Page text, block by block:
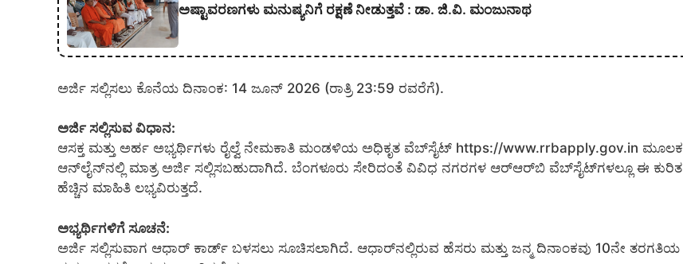
ಅಷ್ಟಾವರಣಗಳು ಮನುಷ್ಯನಿಗೆ ರಕ್ಷಣೆ ನೀಡುತ್ತವೆ : ಡಾ. ಜಿ.ವಿ. ಮಂಜುನಾಥ
ಅರ್ಜಿ ಸಲ್ಲಿಸಲು ಕೊನೆಯ ದಿನಾಂಕ: 14 ಜೂನ್ 2026 (ರಾತ್ರಿ 23:59 ರವರೆಗೆ).
ಅರ್ಜಿ ಸಲ್ಲಿಸುವ ವಿಧಾನ:
ಆಸಕ್ತ ಮತ್ತು ಅರ್ಹ ಅಭ್ಯರ್ಥಿಗಳು ರೈಲ್ವೆ ನೇಮಕಾತಿ ಮಂಡಳಿಯ ಅಧಿಕೃತ ವೆಬ್‌ಸೈಟ್ https://www.rrbapply.gov.in ಮೂಲಕ
ಆನ್‌ಲೈನ್‌ನಲ್ಲಿ ಮಾತ್ರ ಅರ್ಜಿ ಸಲ್ಲಿಸಬಹುದಾಗಿದೆ. ಬೆಂಗಳೂರು ಸೇರಿದಂತೆ ವಿವಿಧ ನಗರಗಳ ಆರ್‌ಆರ್‌ಬಿ ವೆಬ್‌ಸೈಟ್‌ಗಳಲ್ಲೂ ಈ ಕುರಿತ
ಹೆಚ್ಚಿನ ಮಾಹಿತಿ ಲಭ್ಯವಿರುತ್ತದೆ.
ಅಭ್ಯರ್ಥಿಗಳಿಗೆ ಸೂಚನೆ:
ಅರ್ಜಿ ಸಲ್ಲಿಸುವಾಗ ಆಧಾರ್ ಕಾರ್ಡ್ ಬಳಸಲು ಸೂಚಿಸಲಾಗಿದೆ. ಆಧಾರ್‌ನಲ್ಲಿರುವ ಹೆಸರು ಮತ್ತು ಜನ್ಮ ದಿನಾಂಕವು 10ನೇ ತರಗತಿಯ